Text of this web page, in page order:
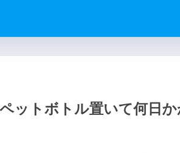
ットボトル置いて何日